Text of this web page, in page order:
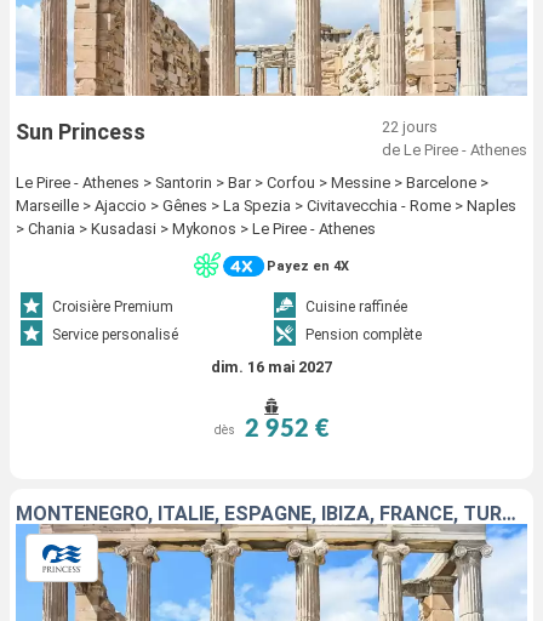
Sun Princess
22 jours
de Le Piree - Athenes
Le Piree - Athenes > Santorin > Bar > Corfou > Messine > Barcelone >
Marseille > Ajaccio > Gênes > La Spezia > Civitavecchia - Rome > Naples
> Chania > Kusadasi > Mykonos > Le Piree - Athenes
Payez en 4X
Croisière Premium
Cuisine raffinée
Service personalisé
Pension complète
dim. 16 mai 2027
dès 2 952 €
MONTÉNÉGRO, ITALIE, ESPAGNE, IBIZA, FRANCE, TURQUIE, GRÈCE